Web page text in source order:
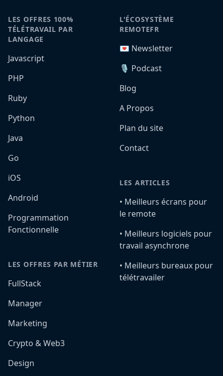
LES OFFRES 100%
TÉLÉTRAVAIL PAR
LANGAGE
Javascript
PHP
Ruby
Python
Java
Go
iOS
Android
Programmation
Fonctionnelle
LES OFFRES PAR MÉTIER
FullStack
Manager
Marketing
Crypto & Web3
Design
L'ÉCOSYSTÈME
REMOTEFR
💌 Newsletter
🎙️ Podcast
Blog
A Propos
Plan du site
Contact
LES ARTICLES
•️ Meilleurs écrans pour
le remote
•️ Meilleurs logiciels pour
travail asynchrone
•️ Meilleurs bureaux pour
télétravailer